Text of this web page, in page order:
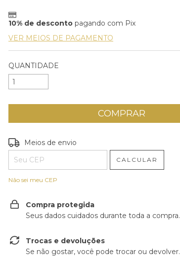
10% de desconto pagando com Pix
VER MEIOS DE PAGAMENTO
QUANTIDADE
Entregas para o CEP:
Meios de envio
CALCULAR
Não sei meu CEP
Compra protegida
Seus dados cuidados durante toda a compra.
Trocas e devoluções
Se não gostar, você pode trocar ou devolver.